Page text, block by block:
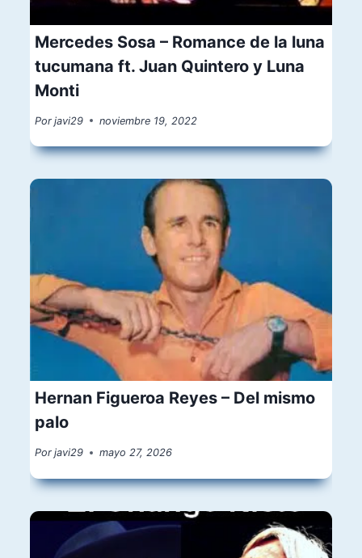
Mercedes Sosa – Romance de la luna
tucumana ft. Juan Quintero y Luna
Monti
Por javi29 noviembre 19, 2022
Hernan Figueroa Reyes – Del mismo
palo
Por javi29 mayo 27, 2026